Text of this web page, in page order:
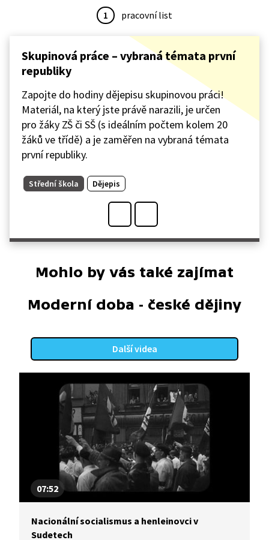
1 pracovní list
Skupinová práce – vybraná témata první
republiky
Zapojte do hodiny dějepisu skupinovou práci!
Materiál, na který jste právě narazili, je určen
pro žáky ZŠ či SŠ (s ideálním počtem kolem 20
žáků ve třídě) a je zaměřen na vybraná témata
první republiky.
Střední škola Dějepis
Mohlo by vás také zajímat
Moderní doba - české dějiny
Další videa
07:52
Nacionální socialismus a henleinovci v
Sudetech